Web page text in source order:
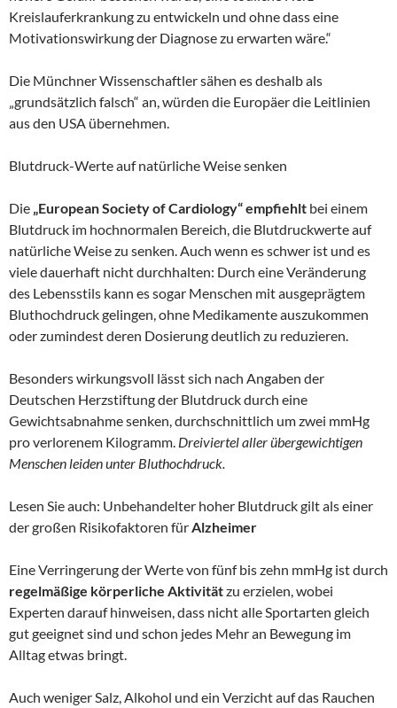
Kreislauferkrankung zu entwickeln und ohne dass eine
Motivationswirkung der Diagnose zu erwarten wäre.“
Die Münchner Wissenschaftler sähen es deshalb als
„grundsätzlich falsch“ an, würden die Europäer die Leitlinien
aus den USA übernehmen.
Blutdruck-Werte auf natürliche Weise senken
Die „European Society of Cardiology“ empfiehlt bei einem
Blutdruck im hochnormalen Bereich, die Blutdruckwerte auf
natürliche Weise zu senken. Auch wenn es schwer ist und es
viele dauerhaft nicht durchhalten: Durch eine Veränderung
des Lebensstils kann es sogar Menschen mit ausgeprägtem
Bluthochdruck gelingen, ohne Medikamente auszukommen
oder zumindest deren Dosierung deutlich zu reduzieren.
Besonders wirkungsvoll lässt sich nach Angaben der
Deutschen Herzstiftung der Blutdruck durch eine
Gewichtsabnahme senken, durchschnittlich um zwei mmHg
pro verlorenem Kilogramm. Dreiviertel aller übergewichtigen
Menschen leiden unter Bluthochdruck.
Lesen Sie auch: Unbehandelter hoher Blutdruck gilt als einer
der großen Risikofaktoren fürAlzheimer
Eine Verringerung der Werte von fünf bis zehn mmHg ist durch
regelmäßige körperliche Aktivitätzu erzielen, wobei
Experten darauf hinweisen, dass nicht alle Sportarten gleich
gut geeignet sind und schon jedes Mehr an Bewegung im
Alltag etwas bringt.
Auch weniger Salz, Alkohol und ein Verzicht auf das Rauchen